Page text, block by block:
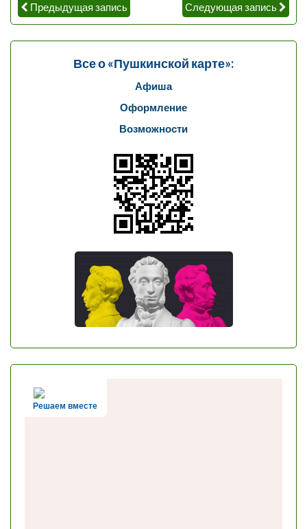
Предыдущая запись Следующая запись
Все о «Пушкинской карте»:
Афиша
Оформление
Возможности
Решаем вместе